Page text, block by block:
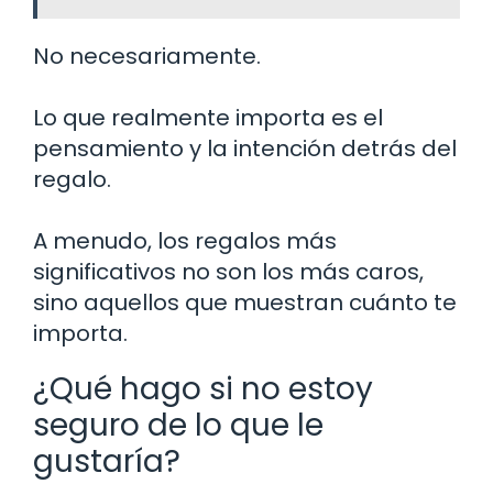
No necesariamente.
Lo que realmente importa es el
pensamiento y la intención detrás del
regalo.
A menudo, los regalos más
significativos no son los más caros,
sino aquellos que muestran cuánto te
importa.
¿Qué hago si no estoy
seguro de lo que le
gustaría?